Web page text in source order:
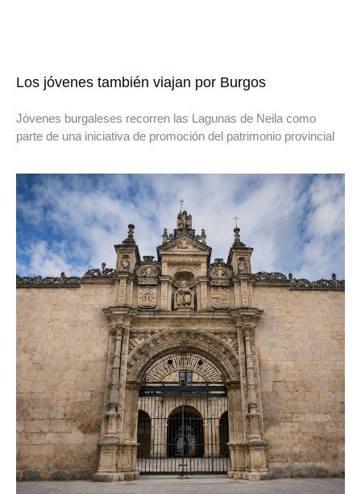
Los jóvenes también viajan por Burgos
Jóvenes burgaleses recorren las Lagunas de Neila como
parte de una iniciativa de promoción del patrimonio provincial